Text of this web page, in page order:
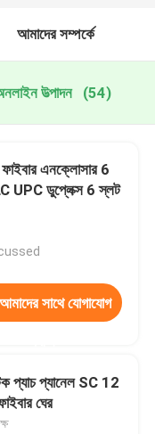
আমাদের সম্পর্কে
উত্পাদন (54)
ফাইবার এনক্লোসার 6
UPC ডুপ্লেক্স 6 স্লট
আমাদের সাথে যোগাযোগ
প্যাচ প্যানেল SC 12
ঘের